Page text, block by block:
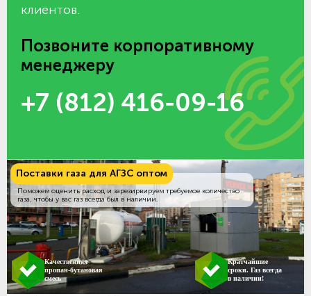
клиентов.
Позвоните корпоративному
менеджеру
+7 (812) 416-09-16
Поставки газа для АГЗС оптом
Поможем оценить расход и зарезирвируем требуемое количество
газа, чтобы у вас газ всегда был в наличии.
Качественная
пропан-бутановая
смесь
Кратчайшие
сроки. Газ всегда
в наличии!